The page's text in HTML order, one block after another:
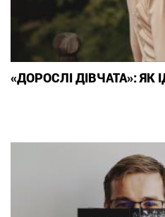
«ДОРОСЛІ ДІВЧАТА»: